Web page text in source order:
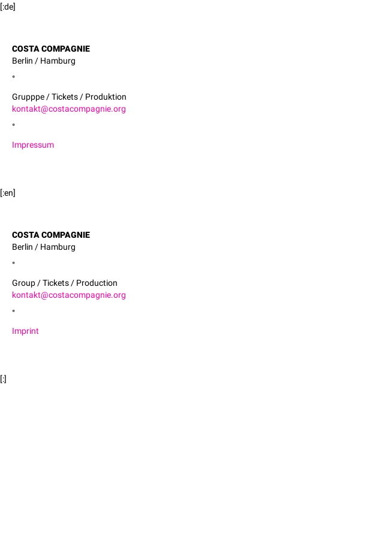
[:de]
COSTA COMPAGNIE
Berlin / Hamburg
°
Grupppe / Tickets / Produktion
kontakt@costacompagnie.org
°
Impressum
[:en]
COSTA COMPAGNIE
Berlin / Hamburg
°
Group / Tickets / Production
kontakt@costacompagnie.org
°
Imprint
[:]